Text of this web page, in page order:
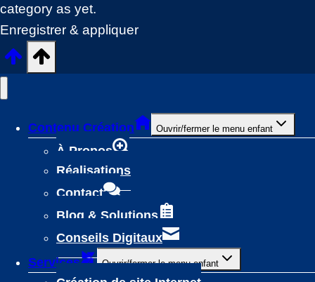
category as yet.
Enregistrer & appliquer
Contenu Création Ouvrir/fermer le menu enfant
À Propos
Réalisations
Contact
Blog & Solutions
Conseils Digitaux
Services
Ouvrir/fermer le menu enfant